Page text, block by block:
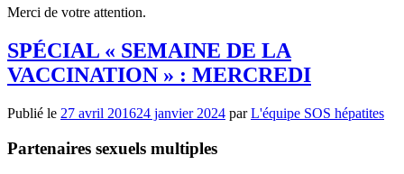
Merci de votre attention.
SPÉCIAL « SEMAINE DE LA
VACCINATION » : MERCREDI
Publié le 27 avril 201624 janvier 2024 parL'équipe SOS hépatites
Partenaires sexuels multiples